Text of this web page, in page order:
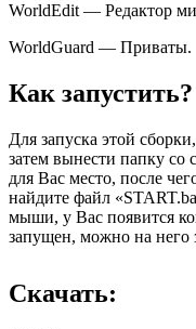
WorldEdit — Редактор
WorldGuard — Приваты.
Как запустить?
Для запуска этой
затем вынести папку со
для Вас место, после
найдите файл
мыши, у Вас появится
запущен, можно на него
Скачать: